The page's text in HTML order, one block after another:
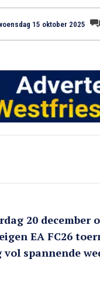
15 oktober 2025
20
EA FC26
spannende